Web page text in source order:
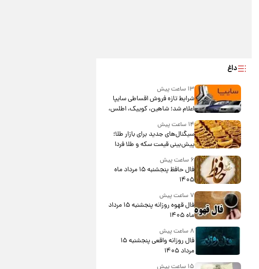
داغ
۱۳ ساعت پیش
شرایط تازه فروش اقساطی سایپا
اعلام شد؛ شاهین، کوییک، اطلس،
سهند و ساینا با اقساط بلندمدت +
جدول۱۴ ساعت پیش
سیگنال‌های جدید برای بازار طلا؛
پیش‌بینی قیمت سکه و طلا فردا
۶ ساعت پیش
فال حافظ پنجشنبه ۱۵ مرداد ماه
۱۴۰۵
۷ ساعت پیش
فال قهوه روزانه پنجشنبه ۱۵ مرداد
ماه ۱۴۰۵
۸ ساعت پیش
فال روزانه واقعی پنجشنبه ۱۵
مرداد ۱۴۰۵
۱۵ ساعت پیش